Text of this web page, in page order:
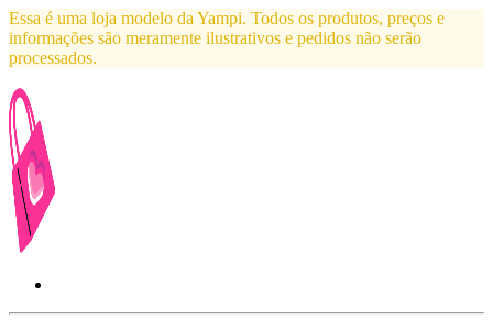
Essa é uma loja modelo da Yampi. Todos os produtos, preços e
informações são meramente ilustrativos e pedidos não serão
processados.